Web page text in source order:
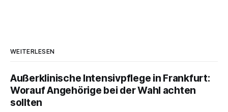
WEITERLESEN
Außerklinische Intensivpflege in Frankfurt:
Worauf Angehörige bei der Wahl achten
sollten